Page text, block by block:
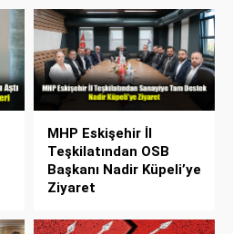
MHP Eskişehir İl
Teşkilatından OSB
Başkanı Nadir Küpeli’ye
Ziyaret